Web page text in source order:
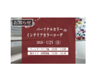
お知らせ